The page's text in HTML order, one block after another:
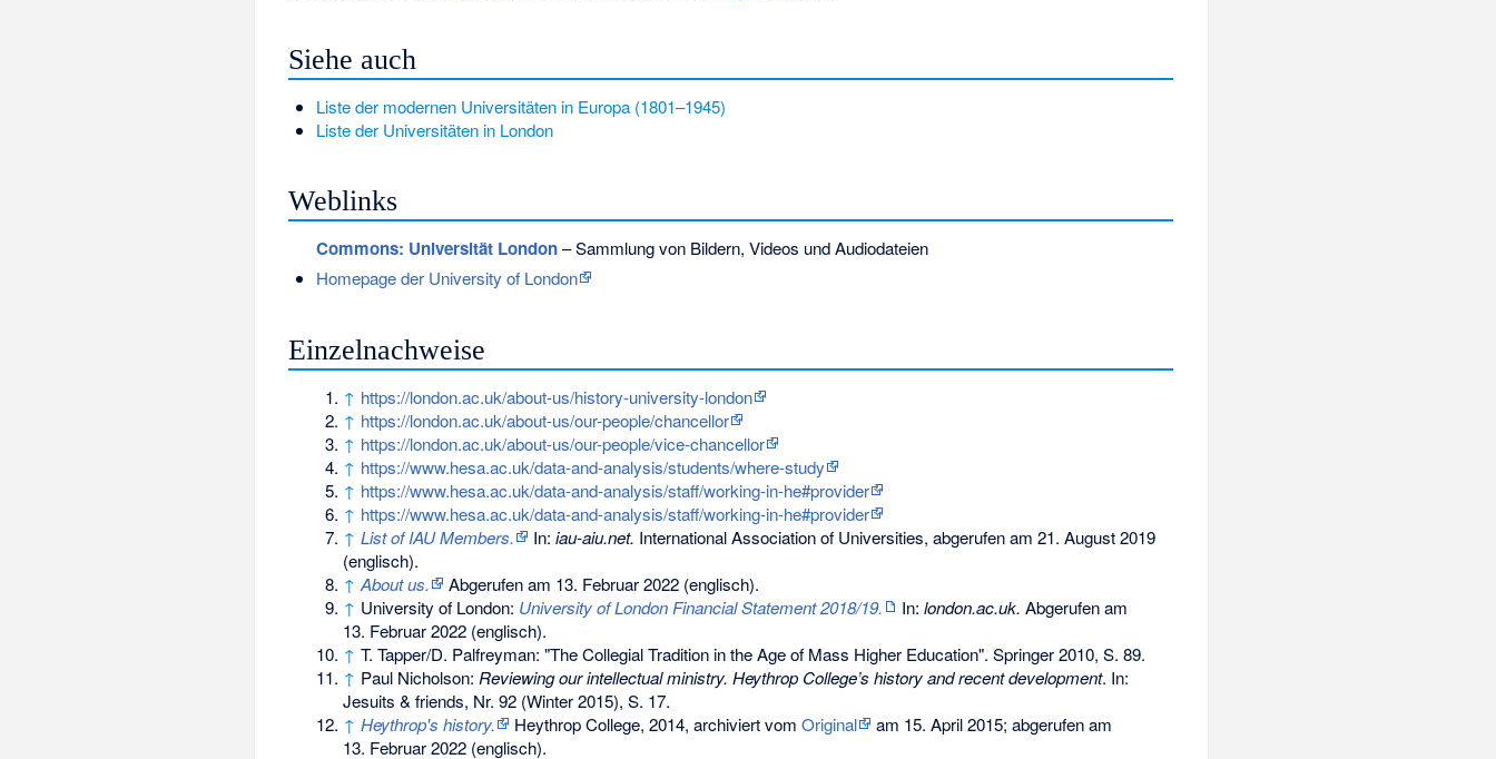
Siehe auch
Liste der modernen Universitäten in Europa (1801–1945)
Liste der Universitäten in London
Weblinks
Commons: Universität London– Sammlung von Bildern, Videos und Audiodateien
Homepage der University of London
Einzelnachweise
↑ https://london.ac.uk/about-us/history-university-london
↑ https://london.ac.uk/about-us/our-people/chancellor
↑ https://london.ac.uk/about-us/our-people/vice-chancellor
↑ https://www.hesa.ac.uk/data-and-analysis/students/where-study
↑ https://www.hesa.ac.uk/data-and-analysis/staff/working-in-he#provider
↑ https://www.hesa.ac.uk/data-and-analysis/staff/working-in-he#provider
↑ List of IAU Members. In: iau-aiu.net. International Association of Universities, abgerufen am 21. August 2019
(englisch).
↑ About us. Abgerufen am 13. Februar 2022 (englisch).
↑ University of London: University of London Financial Statement 2018/19. In: london.ac.uk. Abgerufen am
13. Februar 2022 (englisch).
↑ T. Tapper/D. Palfreyman: "The Collegial Tradition in the Age of Mass Higher Education". Springer 2010, S. 89.
↑ Paul Nicholson: Reviewing our intellectual ministry. Heythrop College’s history and recent development. In:
Jesuits & friends, Nr. 92 (Winter 2015), S. 17.
↑ Heythrop's history. Heythrop College, 2014, archiviert vom Original am 15. April 2015; abgerufen am
13. Februar 2022 (englisch).